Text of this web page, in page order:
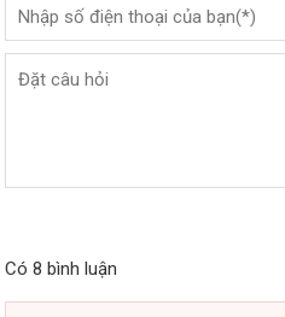
Có 8 bình luận